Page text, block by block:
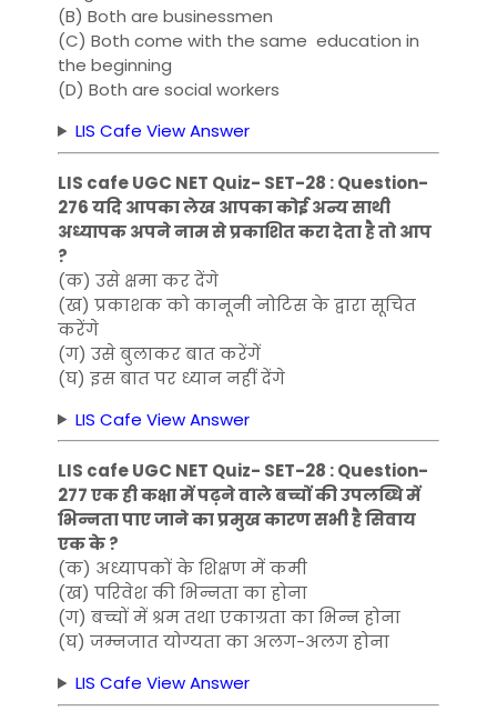
(B) Both are businessmen
(C) Both come with the same education in
the beginning
(D) Both are social workers
LIS Cafe View Answer
LIS cafe UGC NET Quiz- SET-28 : Question-
276 यदि आपका लेख आपका कोई अन्य साथी
अध्यापक अपने नाम से प्रकाशित करा देता है तो आप
?
(क) उसे क्षमा कर देंगे
(ख) प्रकाशक को कानूनी नोटिस के द्वारा सूचित
करेंगे
(ग) उसे बुलाकर बात करेंगें
(घ) इस बात पर ध्यान नहीं देंगे
LIS Cafe View Answer
LIS cafe UGC NET Quiz- SET-28 : Question-
277 एक ही कक्षा में पढ़ने वाले बच्चों की उपलब्धि में
भिन्नता पाए जाने का प्रमुख कारण सभी है सिवाय
एक के ?
(क) अध्यापकों के शिक्षण में कमी
(ख) परिवेश की भिन्नता का होना
(ग) बच्चों में श्रम तथा एकाग्रता का भिन्न होना
(घ) जम्नजात योग्यता का अलग-अलग होना
LIS Cafe View Answer